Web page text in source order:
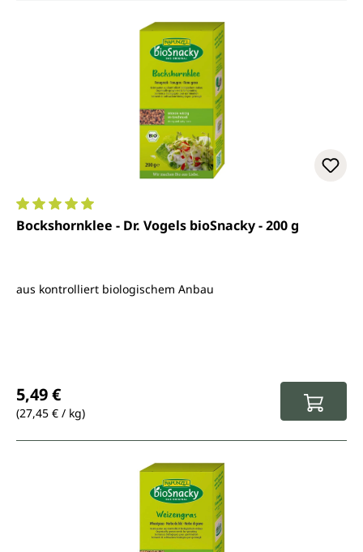
Durchschnittliche Bewertung von 5 von 5 Sternen
Bockshornklee - Dr. Vogels bioSnacky - 200 g
aus kontrolliert biologischem Anbau
5,49 €
(27,45 € / kg)